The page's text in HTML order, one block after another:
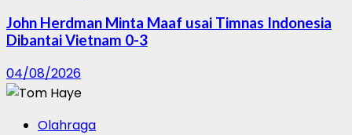
John Herdman Minta Maaf usai Timnas Indonesia
Dibantai Vietnam 0-3
04/08/2026
Olahraga